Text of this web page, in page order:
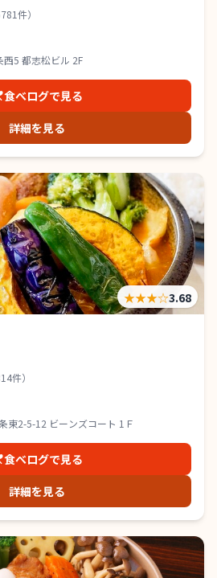
件）
5 都志松ビル 2F
食べログで見る
詳細を見る
★★★☆3.68
件）
東2-5-12 ビーンズコート 1Ｆ
食べログで見る
詳細を見る